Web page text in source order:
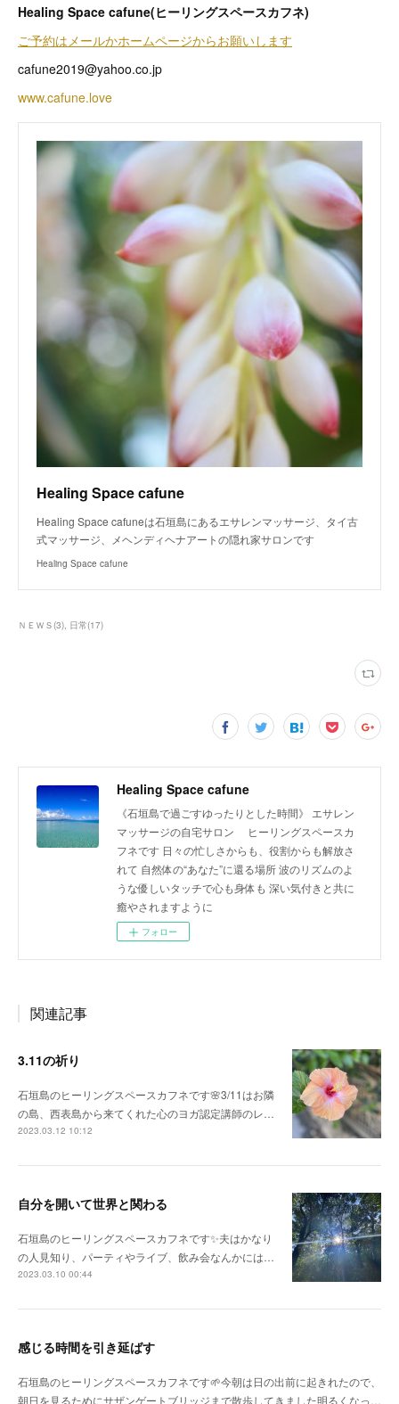
Healing Space cafune(ヒーリングスペースカフネ)
ご予約はメールかホームページからお願いします
cafune2019@yahoo.co.jp
www.cafune.love
Healing Space cafune
Healing Space cafuneは石垣島にあるエサレンマッサージ、タイ古
式マッサージ、メヘンディヘナアートの隠れ家サロンです
Healing Space cafune
ＮＥＷＳ(3) 日常(17)
Healing Space cafune
《石垣島で過ごすゆったりとした時間》 エサレン
マッサージの自宅サロン ヒーリングスペースカ
フネです 日々の忙しさからも、役割からも解放さ
れて 自然体の“あなた”に還る場所 波のリズムのよ
うな優しいタッチで心も身体も 深い気付きと共に
癒やされますように
フォロー
関連記事
3.11の祈り
石垣島のヒーリングスペースカフネです🌸3/11はお隣
の島、西表島から来てくれた心のヨガ認定講師のレ…
2023.03.12 10:12
自分を開いて世界と関わる
石垣島のヒーリングスペースカフネです✨夫はかなり
の人見知り、パーティやライブ、飲み会なんかには…
2023.03.10 00:44
感じる時間を引き延ばす
石垣島のヒーリングスペースカフネです🌱今朝は日の出前に起きれたので、
朝日を見るためにサザンゲートブリッジまで散歩してきました明るくなっ…